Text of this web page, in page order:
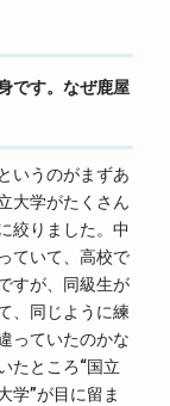
です。なぜ鹿屋
いうのがまずあ
大学がたくさん
絞りました。中
ていて、高校で
すが、同級生が
、同じように練
っていたのかな
たところ“国立
学”が目に留ま